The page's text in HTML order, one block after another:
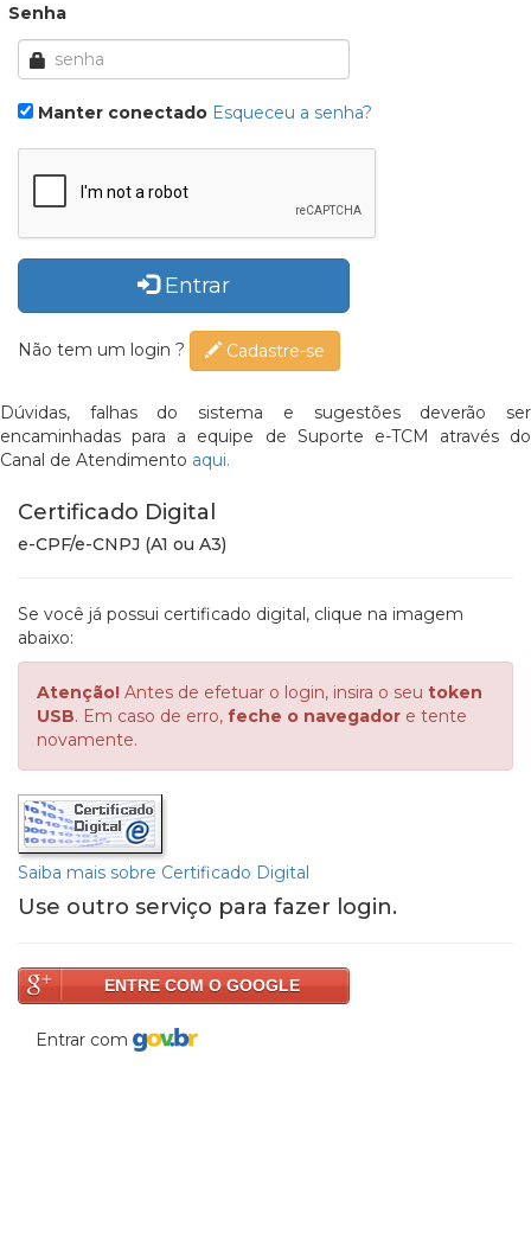
Senha
Manter conectado Esqueceu a senha?
Entrar
Não tem um login ? Cadastre-se
Dúvidas, falhas do sistema e sugestões deverão ser
encaminhadas para a equipe de Suporte e-TCM através do
Canal de Atendimento aqui.
Certificado Digital
e-CPF/e-CNPJ (A1 ou A3)
Se você já possui certificado digital, clique na imagem
abaixo:
Atenção! Antes de efetuar o login, insira o seu token
USB. Em caso de erro, feche o navegador e tente
novamente.
Saiba mais sobre Certificado Digital
Use outro serviço para fazer login.
ENTRE COM O GOOGLE
Entrar com